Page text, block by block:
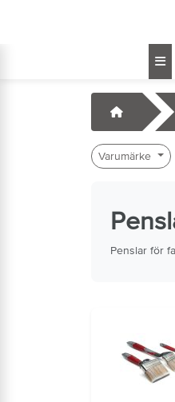
Startsida
Varumärke
Penslar för